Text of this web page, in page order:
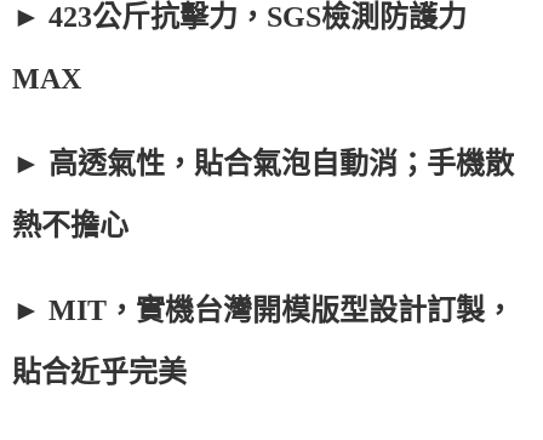
► 423公斤抗擊力，SGS檢測防護力
MAX
► 高透氣性，貼合氣泡自動消；手機散
熱不擔心
► MIT，實機台灣開模版型設計訂製，
貼合近乎完美